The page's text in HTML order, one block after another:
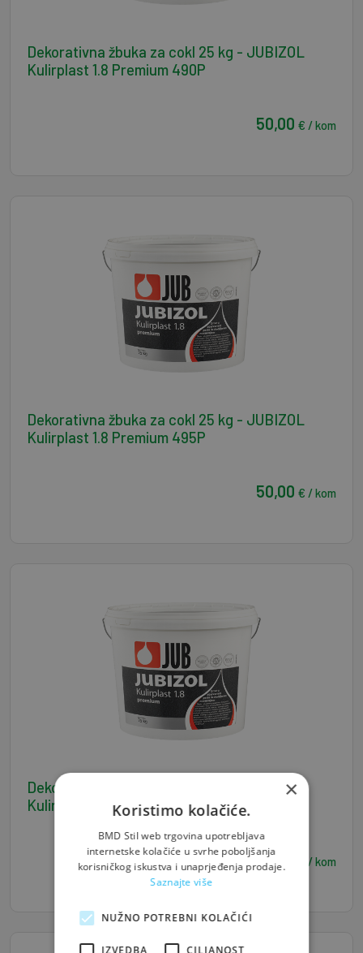
Dekorativna žbuka za cokl 25 kg - JUBIZOL
Kulirplast 1.8 Premium 490P
50,00 € / kom
Dekorativna žbuka za cokl 25 kg - JUBIZOL
Kulirplast 1.8 Premium 495P
50,00 € / kom
Dekorativna žbuka za cokl 25 kg - JUBIZOL
Kulirplast 1.8 Premium 605P
50,00 € / kom
×
Koristimo kolačiće.
BMD Stil web trgovina upotrebljava
internetske kolačiće u svrhe poboljšanja
korisničkog iskustva i unaprjeđenja prodaje.
Saznajte više
NUŽNO POTREBNI KOLAČIĆI
IZVEDBA CILJANOST